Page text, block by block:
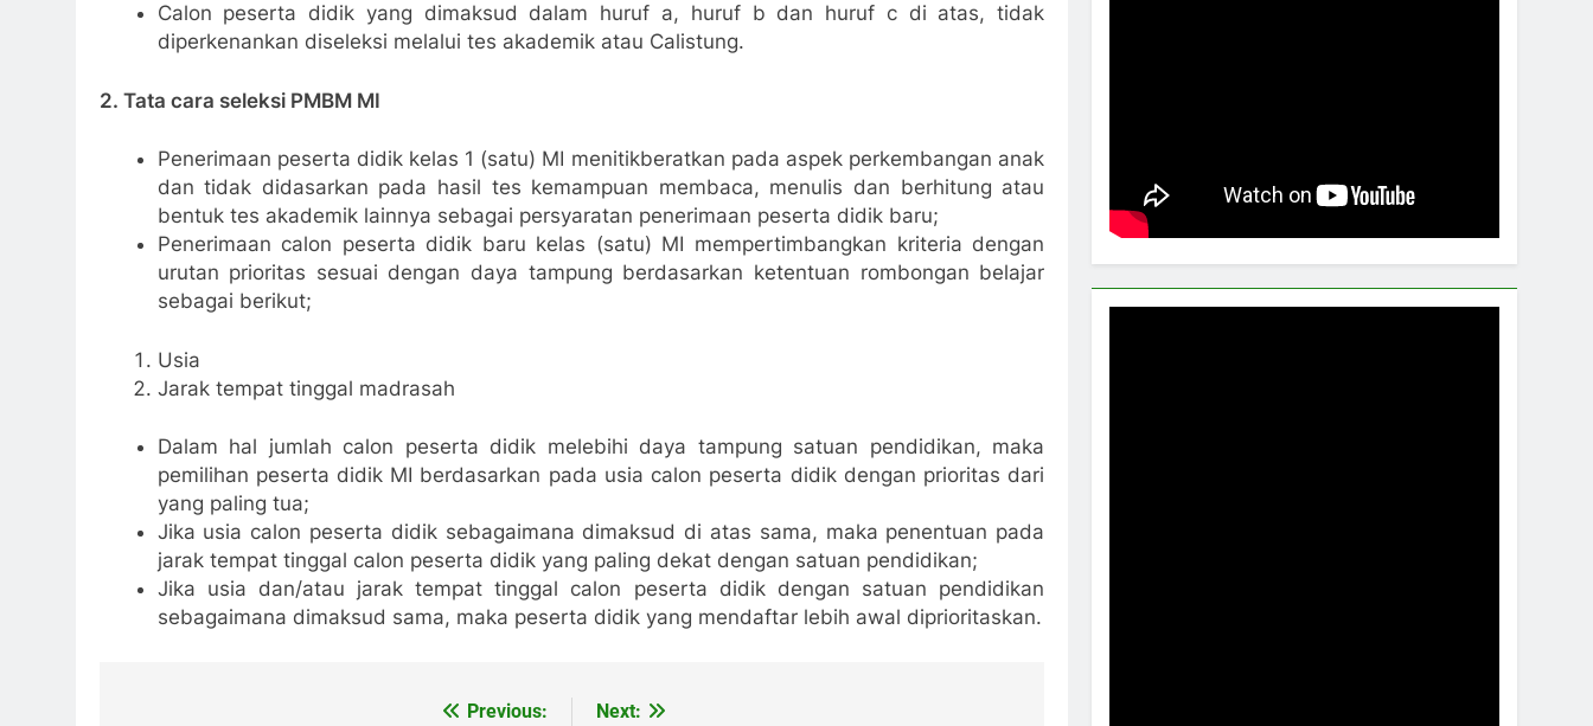
Calon peserta didik yang dimaksud dalam huruf a, huruf b dan huruf c di atas, tidak
diperkenankan diseleksi melalui tes akademik atau Calistung.
2. Tata cara seleksi PMBM MI
Penerimaan peserta didik kelas 1 (satu) MI menitikberatkan pada aspek perkembangan anak
dan tidak didasarkan pada hasil tes kemampuan membaca, menulis dan berhitung atau
bentuk tes akademik lainnya sebagai persyaratan penerimaan peserta didik baru;
Penerimaan calon peserta didik baru kelas (satu) MI mempertimbangkan kriteria dengan
urutan prioritas sesuai dengan daya tampung berdasarkan ketentuan rombongan belajar
sebagai berikut;
Usia
Jarak tempat tinggal madrasah
Dalam hal jumlah calon peserta didik melebihi daya tampung satuan pendidikan, maka
pemilihan peserta didik MI berdasarkan pada usia calon peserta didik dengan prioritas dari
yang paling tua;
Jika usia calon peserta didik sebagaimana dimaksud di atas sama, maka penentuan pada
jarak tempat tinggal calon peserta didik yang paling dekat dengan satuan pendidikan;
Jika usia dan/atau jarak tempat tinggal calon peserta didik dengan satuan pendidikan
sebagaimana dimaksud sama, maka peserta didik yang mendaftar lebih awal diprioritaskan.
Previous: Next: